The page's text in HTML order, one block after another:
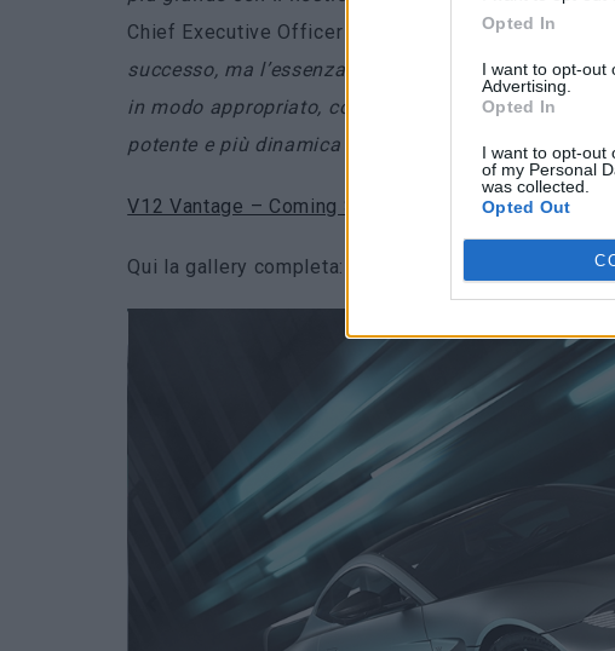
Opted In
I want to opt-out
Advertising.
Opted In
I want to opt-out
of my Personal
was collected.
Opted Out
Chief Executive Officer –
La formula è stata
successo, ma l’essenza è rimasta la stessa. Ora è
in modo appropriato, con l’esemplare più
potente e più dinamica di tutti i tempi
“.
V12 Vantage – Coming Soon | Aston Martin (United
Qui la gallery completa: